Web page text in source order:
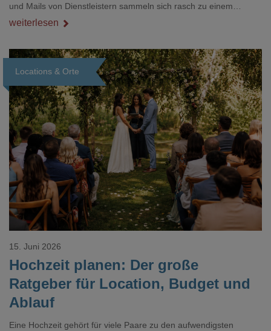
und Mails von Dienstleistern sammeln sich rasch zu einem
unübersichtlichen Stapel. Wer schon einmal kurz vor einem Event
Dokument gesucht hat, kennt das mulmige Gefühl.
weiterlesen
Locations & Orte
Hochzeit planen: Der große
Ratgeber für Location, Budget und
Ablauf
15. Juni 2026
Eine Hochzeit gehört für viele Paare zu den aufwendigsten